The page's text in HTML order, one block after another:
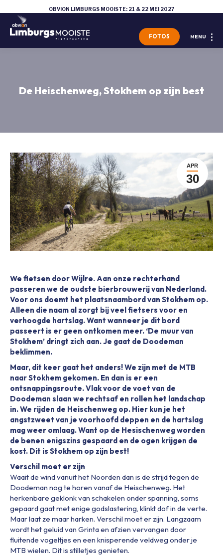
OBVION LIMBURGS MOOISTE: 21 & 22 MEI 2027
MENU
FOTOS
De Heischenweg, Stokhem op zijn best
APR
30
We fietsen door Wijlre. Aan onze rechterhand
passeren we de oudste bierbrouwerij van Nederland.
Voor ons doemt het plaatsnaambord van Stokhem op.
Alleen die naam al zorgt bij veel fietsers voor en
verhoogde hartslag. Want wanneer je dit bord
passeert is er geen ontkomen meer. ‘De muur van
Stokhem’ dringt zich aan. Je gaat de Doodeman
beklimmen.
Maar, dit keer gaat het anders! We zijn met de MTB
naar Stokhem gekomen. En dan is er een
ontsnappingsroute. Vlak voor de voet van de
Doodeman slaan we rechtsaf en rollen het landschap
in. We rijden de Heischenweg op. Hier kun je het
angstzweet van je voorhoofd deppen en de hartslag
mag weer omlaag. Want op de Hesischenweg worden
de benen enigszins gespaard en de ogen krijgen de
kost. Dit is Stokhem op zijn best!
Verschil moet er zijn
Waait de wind vanuit het Noorden dan is de strijd tegen de
Doodeman nog te horen vanaf de Heischenweg. Het
herkenbare geklonk van schakelen onder spanning, soms
gepaard gaat met enige godslastering, klinkt dof in de verte.
Maar laat ze maar harken. Verschil moet er zijn. Langzaam
wordt het geluid van Grinta en afzien vervangen door
fluitende vogeltjes en een knisperende veldweg onder je
MTB wielen. Dit is stilletjes genieten.